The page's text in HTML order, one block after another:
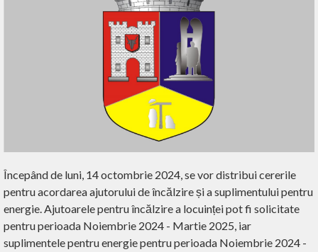
Începând de luni, 14 octombrie 2024, se vor distribui cererile
pentru acordarea ajutorului de încălzire și a suplimentului pentru
energie. Ajutoarele pentru încălzire a locuinței pot fi solicitate
pentru perioada Noiembrie 2024 - Martie 2025, iar
suplimentele pentru energie pentru perioada Noiembrie 2024 -